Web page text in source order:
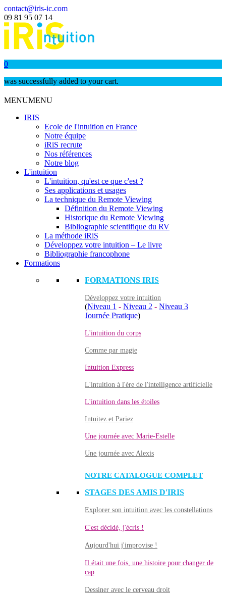
contact@iris-ic.com
09 81 95 07 14
0
was successfully added to your cart.
MENUMENU
IRIS
Ecole de l'intuition en France
Notre équipe
iRiS recrute
Nos références
Notre blog
L'intuition
L'intuition, qu'est ce que c'est ?
Ses applications et usages
La technique du Remote Viewing
Définition du Remote Viewing
Historique du Remote Viewing
Bibliographie scientifique du RV
La méthode iRiS
Développez votre intuition – Le livre
Bibliographie francophone
Formations
FORMATIONS IRIS
Développez votre intuition
(Niveau 1 - Niveau 2 - Niveau 3
Journée Pratique)
L'intuition du corps
Comme par magie
Intuition Express
L'intuition à l'ère de l'intelligence artificielle
L'intuition dans les étoiles
Intuitez et Pariez
Une journée avec Marie-Estelle
Une journée avec Alexis
NOTRE CATALOGUE COMPLET
STAGES DES AMIS D'IRIS
Explorer son intuition avec les constellations
C'est décidé, j'écris !
Aujourd'hui j'improvise !
Il était une fois, une histoire pour changer de
cap
Dessiner avec le cerveau droit